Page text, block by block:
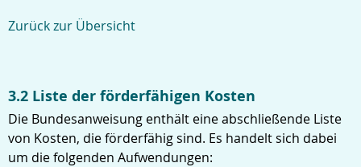
Zurück zur Übersicht
3.2 Liste der förderfähigen Kosten
Die Bundesanweisung enthält eine abschließende Liste
von Kosten, die förderfähig sind. Es handelt sich dabei
um die folgenden Aufwendungen: